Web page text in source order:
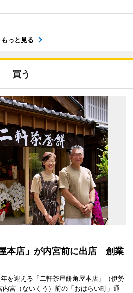
もっと見る
買う
本店」が内宮前に出店 創業
を迎える「二軒茶屋餅角屋本店」（伊勢
宮（ないくう）前の「おはらい町」通